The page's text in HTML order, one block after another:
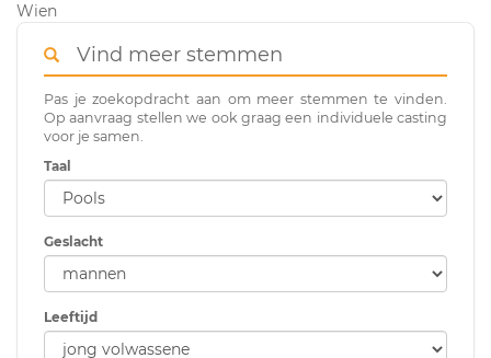
Wien
Vind meer stemmen
Pas je zoekopdracht aan om meer stemmen te vinden.
Op aanvraag stellen we ook graag een individuele casting
voor je samen.
Taal
Geslacht
Leeftijd